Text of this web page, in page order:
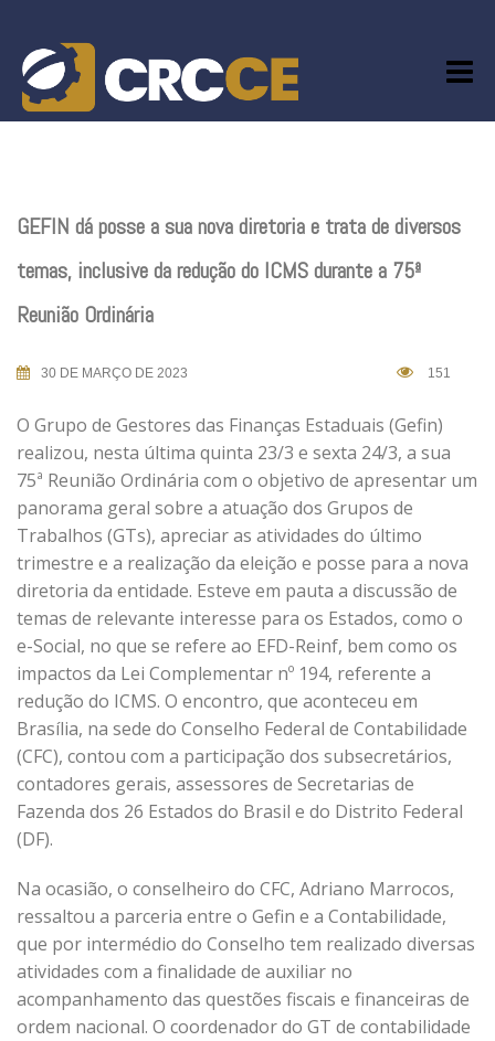
content
GEFIN dá posse a sua nova diretoria e trata de diversos
temas, inclusive da redução do ICMS durante a 75ª
Reunião Ordinária
30 DE MARÇO DE 2023 151
O Grupo de Gestores das Finanças Estaduais (Gefin)
realizou, nesta última quinta 23/3 e sexta 24/3, a sua
75ª Reunião Ordinária com o objetivo de apresentar um
panorama geral sobre a atuação dos Grupos de
Trabalhos (GTs), apreciar as atividades do último
trimestre e a realização da eleição e posse para a nova
diretoria da entidade. Esteve em pauta a discussão de
temas de relevante interesse para os Estados, como o
e-Social, no que se refere ao EFD-Reinf, bem como os
impactos da Lei Complementar nº 194, referente a
redução do ICMS. O encontro, que aconteceu em
Brasília, na sede do Conselho Federal de Contabilidade
(CFC), contou com a participação dos subsecretários,
contadores gerais, assessores de Secretarias de
Fazenda dos 26 Estados do Brasil e do Distrito Federal
(DF).
Na ocasião, o conselheiro do CFC, Adriano Marrocos,
ressaltou a parceria entre o Gefin e a Contabilidade,
que por intermédio do Conselho tem realizado diversas
atividades com a finalidade de auxiliar no
acompanhamento das questões fiscais e financeiras de
ordem nacional. O coordenador do GT de contabilidade